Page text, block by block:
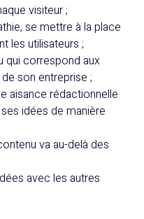
visiteur ;
se mettre à la place
les utilisateurs ;
qui correspond aux
son entreprise ;
aisance rédactionnelle
idées de manière
va au-delà des
avec les autres